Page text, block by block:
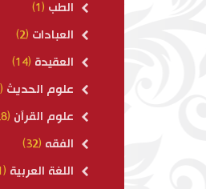
الطب (1)
العبادات (2)
العقيدة (14)
علوم الحديث (36)
علوم القرآن (28)
الفقه (32)
اللغة العربية (51)